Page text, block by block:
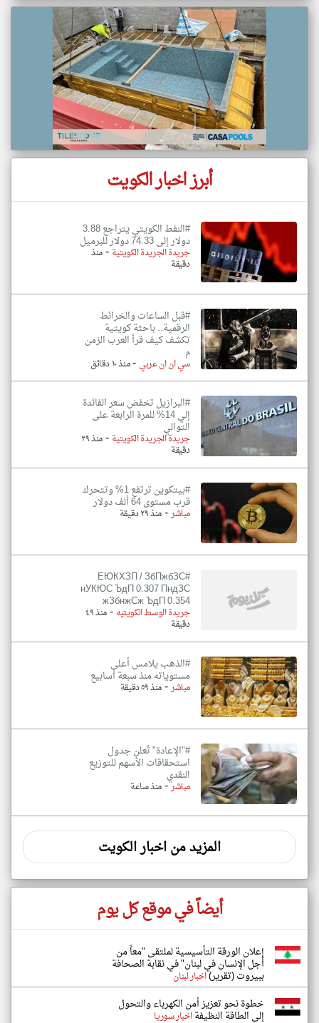
أبرز اخبار الكويت
#النفط الكويتي يتراجع 3.88
دولار إلى 74.33 دولار للبرميل
جريدة الجريدة الكويتية-منذ
دقيقة
#قبل الساعات والخرائط
الرقمية.. باحثة كويتية
تكشف كيف قرأ العرب الزمن
م
سي ان ان عربي -منذ ١٠ دقائق
#البرازيل تخفض سعر الفائدة
إلي 14% للمرة الرابعة على
التوالي
جريدة الجريدة الكويتية - منذ ٢٩
دقيقة
#بيتكوين ترتفع 1% وتتحرك
قرب مستوى 64 ألف دولار
مباشر-منذ ٢٩ دقيقة
#ЕЮКХЗП / ЗбПжбЗС
нУКЮС ЪдП 0.307 ПндЗС
жЗбнжСж ЪдП 0.354
جريدة الوسط الكويتيه - منذ ٤٩
دقيقة
#الذهب يلامس أعلى
مستوياته منذ سبعة أسابيع
مباشر-منذ ٥٩ دقيقة
#"الإعادة" تُعلن جدول
استحقاقات الأسهم للتوزيع
النقدي
مباشر-منذ ساعة
المزيد من اخبار الكويت
أيضاً في موقع كل يوم
إعلان الورقة التأسيسية لملتقى "معاً من
أجل الإنسان في لبنان" في نقابة الصحافة
ببيروت (تقرير)اخبار لبنان
خطوة نحو تعزيز أمن الكهرباء والتحول
إلى الطاقة النظيفةاخبار سوريا